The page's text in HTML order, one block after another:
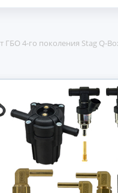
ГБО 4-го поколения Stag Q-